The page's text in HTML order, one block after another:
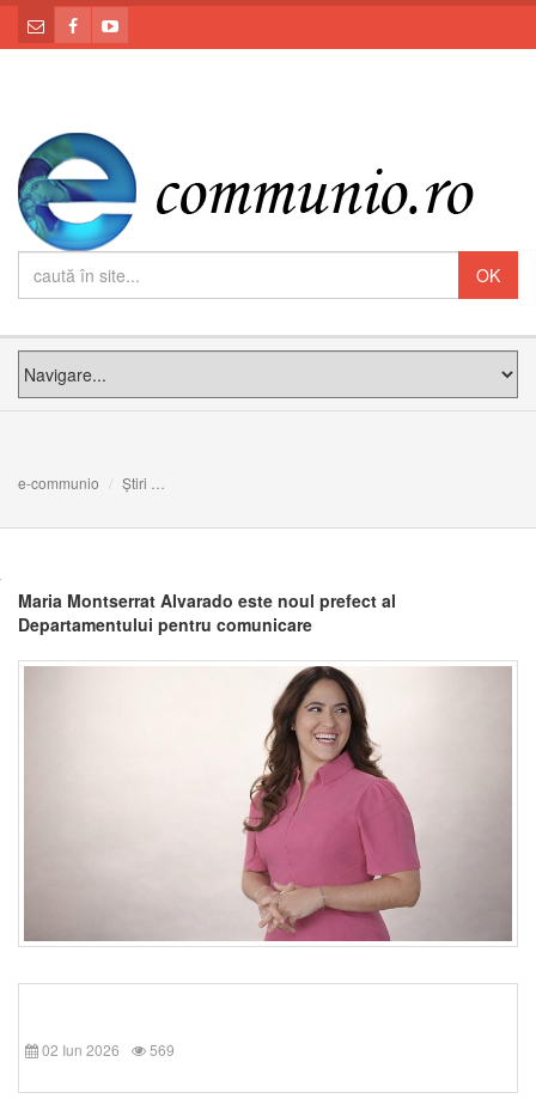
e-communio Știri
Maria Montserrat Alvarado este noul prefect al
Departamentului pentru comunicare
02 Iun 2026 569